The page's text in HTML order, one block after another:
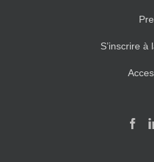
S’inscrire à